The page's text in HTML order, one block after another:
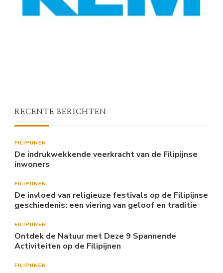
RECENTE BERICHTEN
FILIPIJNEN
De indrukwekkende veerkracht van de Filipijnse
inwoners
FILIPIJNEN
De invloed van religieuze festivals op de Filipijnse
geschiedenis: een viering van geloof en traditie
FILIPIJNEN
Ontdek de Natuur met Deze 9 Spannende
Activiteiten op de Filipijnen
FILIPIJNEN